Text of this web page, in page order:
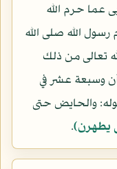
عما حرم الله
الله صلى الله
تعالى من ذلك
وسبعة عشر في
قوله: والحايض حتى
يطهرن).